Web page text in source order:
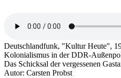
Deutschlandfunk, "Kultur Heute",
Kolonialismus in der DDR-
Das Schicksal der vergessenen
Autor: Carsten Probst